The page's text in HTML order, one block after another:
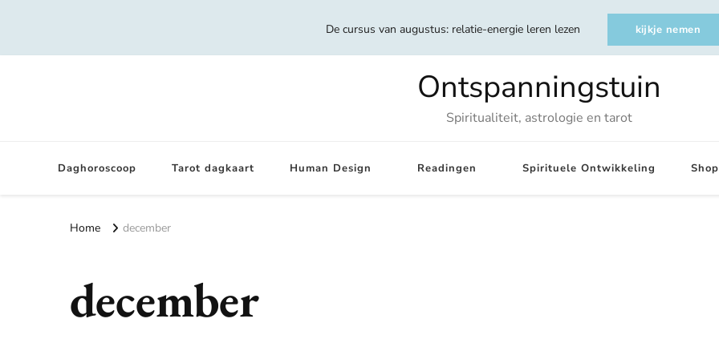
De cursus van augustus: relatie-energie leren lezen kijkje nemen
Ontspanningstuin
Spiritualiteit, astrologie en tarot
Daghoroscoop Tarot dagkaart Human Design Readingen Spirituele Ontwikkeling Shop
Home december
december